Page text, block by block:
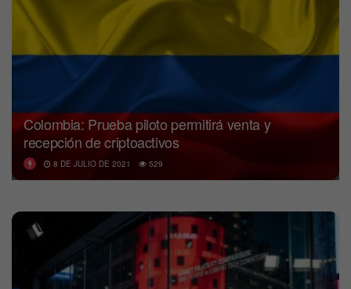
Colombia: Prueba piloto permitirá venta y
recepción de criptoactivos
8 DE JULIO DE 2021 529